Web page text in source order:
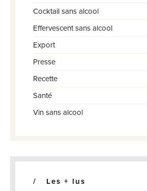
Cocktail sans alcool
Effervescent sans alcool
Export
Presse
Recette
Santé
Vin sans alcool
Les + lus